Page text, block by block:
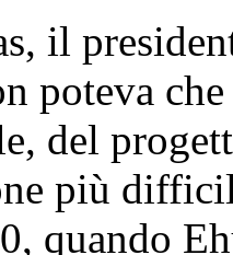
il
poteva
del
più
quando